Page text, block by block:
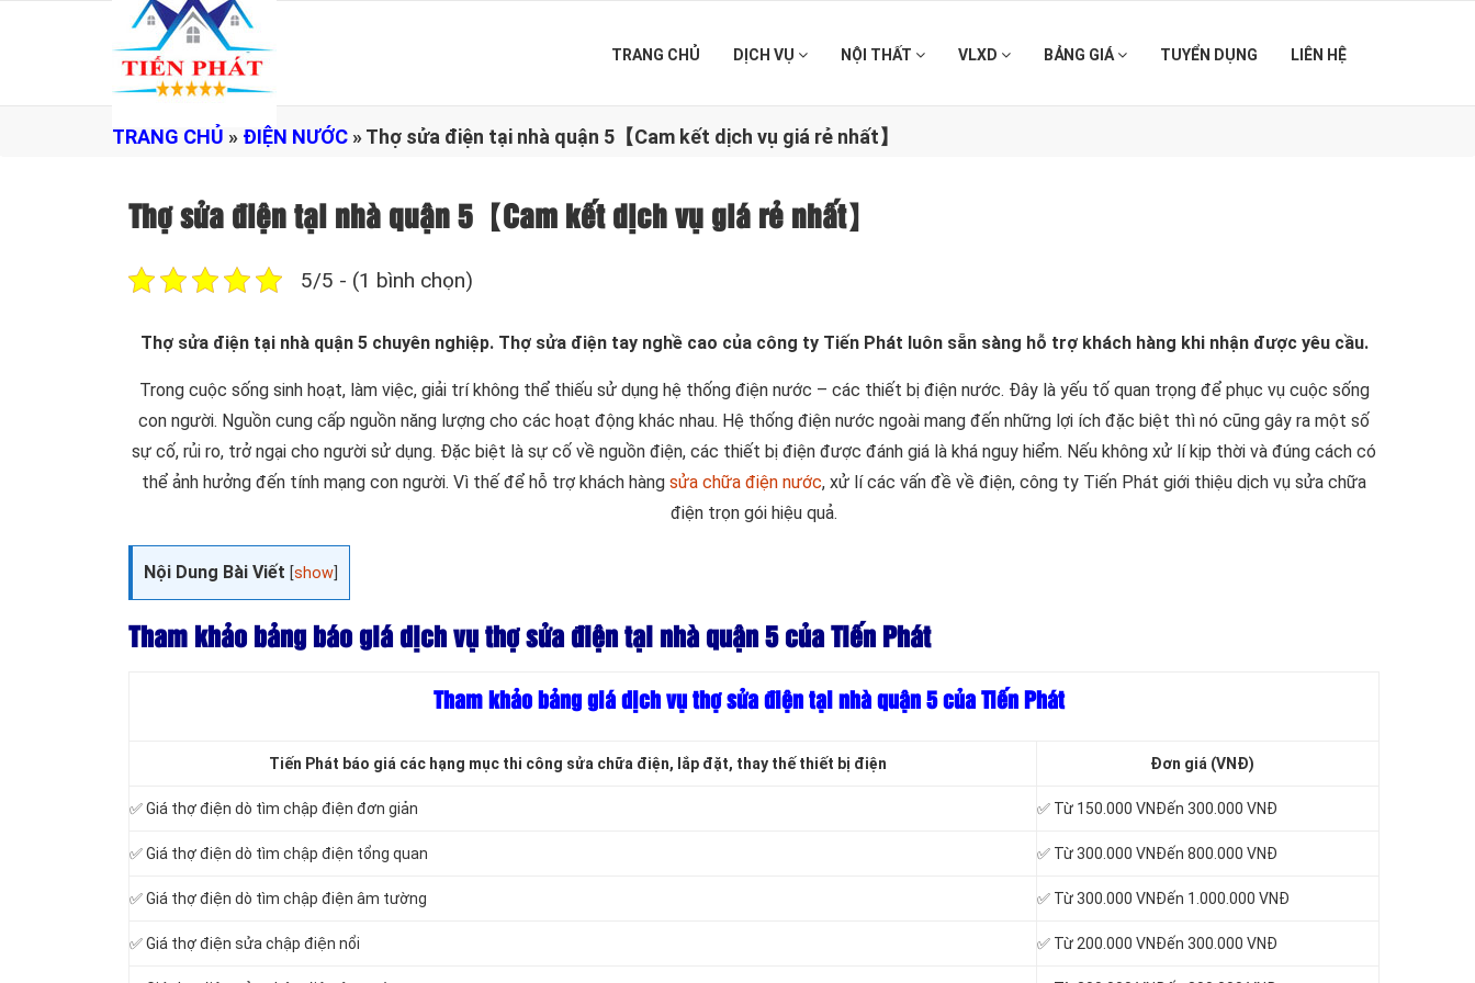
TRANG CHỦ DỊCH VỤ NỘI THẤT VLXD BẢNG GIÁ TUYỂN DỤNG LIÊN HỆ
TRANG CHỦ » ĐIỆN NƯỚC »Thợ sửa điện tại nhà quận 5【Cam kết dịch vụ giá rẻ nhất】
Thợ sửa điện tại nhà quận 5【Cam kết dịch vụ giá rẻ nhất】
5/5 - (1 bình chọn)
Thợ sửa điện tại nhà quận 5 chuyên nghiệp. Thợ sửa điện tay nghề cao của công ty Tiến Phát luôn sẵn sàng hỗ trợ khách hàng khi nhận được yêu cầu.
Trong cuộc sống sinh hoạt, làm việc, giải trí không thể thiếu sử dụng hệ thống điện nước – các thiết bị điện nước. Đây là yếu tố quan trọng để phục vụ cuộc sống
con người. Nguồn cung cấp nguồn năng lượng cho các hoạt động khác nhau. Hệ thống điện nước ngoài mang đến những lợi ích đặc biệt thì nó cũng gây ra một số
sự cố, rủi ro, trở ngại cho người sử dụng. Đặc biệt là sự cố về nguồn điện, các thiết bị điện được đánh giá là khá nguy hiểm. Nếu không xử lí kịp thời và đúng cách có
thể ảnh hưởng đến tính mạng con người. Vì thế để hỗ trợ khách hàng sửa chữa điện nước, xử lí các vấn đề về điện, công ty Tiến Phát giới thiệu dịch vụ sửa chữa
điện trọn gói hiệu quả.
Nội Dung Bài Viết [show
Tham khảo bảng báo giá dịch vụ thợ sửa điện tại nhà quận 5 của Tiến Phát
Tham khảo bảng giá dịch vụ thợ sửa điện tại nhà quận 5 của Tiến Phát
Tiến Phát báo giá các hạng mục thi công sửa chữa điện, lắp đặt, thay thế thiết bị điện Đơn giá (VNĐ)
✅ Giá thợ điện dò tìm chập điện đơn giản ✅ Từ 150.000 VNĐến 300.000 VNĐ
✅ Giá thợ điện dò tìm chập điện tổng quan ✅ Từ 300.000 VNĐến 800.000 VNĐ
✅ Giá thợ điện dò tìm chập điện âm tường ✅ Từ 300.000 VNĐến 1.000.000 VNĐ
✅ Giá thợ điện sửa chập điện nổi ✅ Từ 200.000 VNĐến 300.000 VNĐ